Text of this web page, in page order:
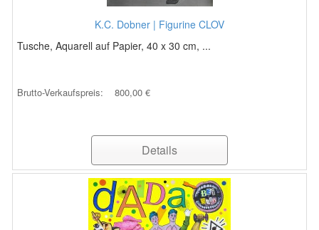
K.C. Dobner | Figurine CLOV
Tusche, Aquarell auf Papier, 40 x 30 cm, ...
Brutto-Verkaufspreis: 800,00 €
Details